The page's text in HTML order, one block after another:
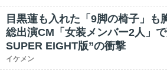
目黒蓮も入れた「9脚の椅子」も
総出演CM「女装メンバー2人」
SUPER EIGHT版”の衝撃
イケメン